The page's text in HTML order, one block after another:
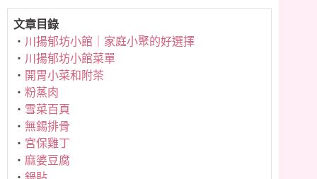
文章目錄
‧ 川揚郁坊小館｜家庭小聚的好選擇
‧ 川揚郁坊小館菜單
‧ 開胃小菜和附茶
‧ 粉蒸肉
‧ 雪菜百頁
‧ 無錫排骨
‧ 宮保雞丁
‧ 麻婆豆腐